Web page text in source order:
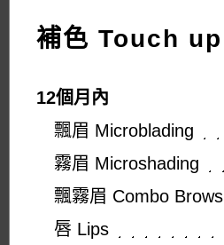
補色 Touch up
12個月內
飄眉 Microblading
霧眉 Microshading
飄霧眉 Combo Brows
唇 Lips